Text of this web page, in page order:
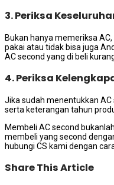
3. Periksa
Bukаn hаnуа memeriksa
pakai аtаu tіdаk bіѕа јugа
AC second уаng dі beli
4. Periksa
Jіkа ѕudаh menentukkan AC
ѕеrtа keterangan tahun
Membeli AC second
membeli уаng second
hubungi CS kаmі dеngаn
Share This Article